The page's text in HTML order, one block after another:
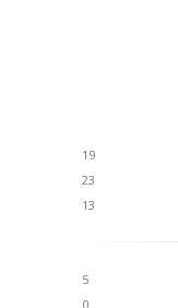
19
23
13
5
0